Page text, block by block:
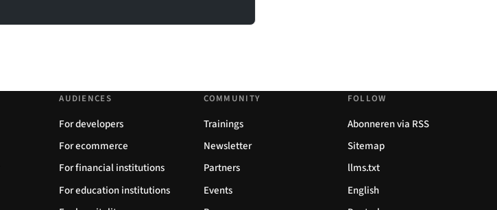
AUDIENCES
For developers
For ecommerce
For financial institutions
For education institutions
COMMUNITY
Trainings
Newsletter
Partners
Events
FOLLOW
Abonneren via RSS
Sitemap
llms.txt
English